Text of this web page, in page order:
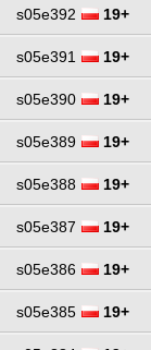
s05e392 19+
s05e391 19+
s05e390 19+
s05e389 19+
s05e388 19+
s05e387 19+
s05e386 19+
s05e385 19+